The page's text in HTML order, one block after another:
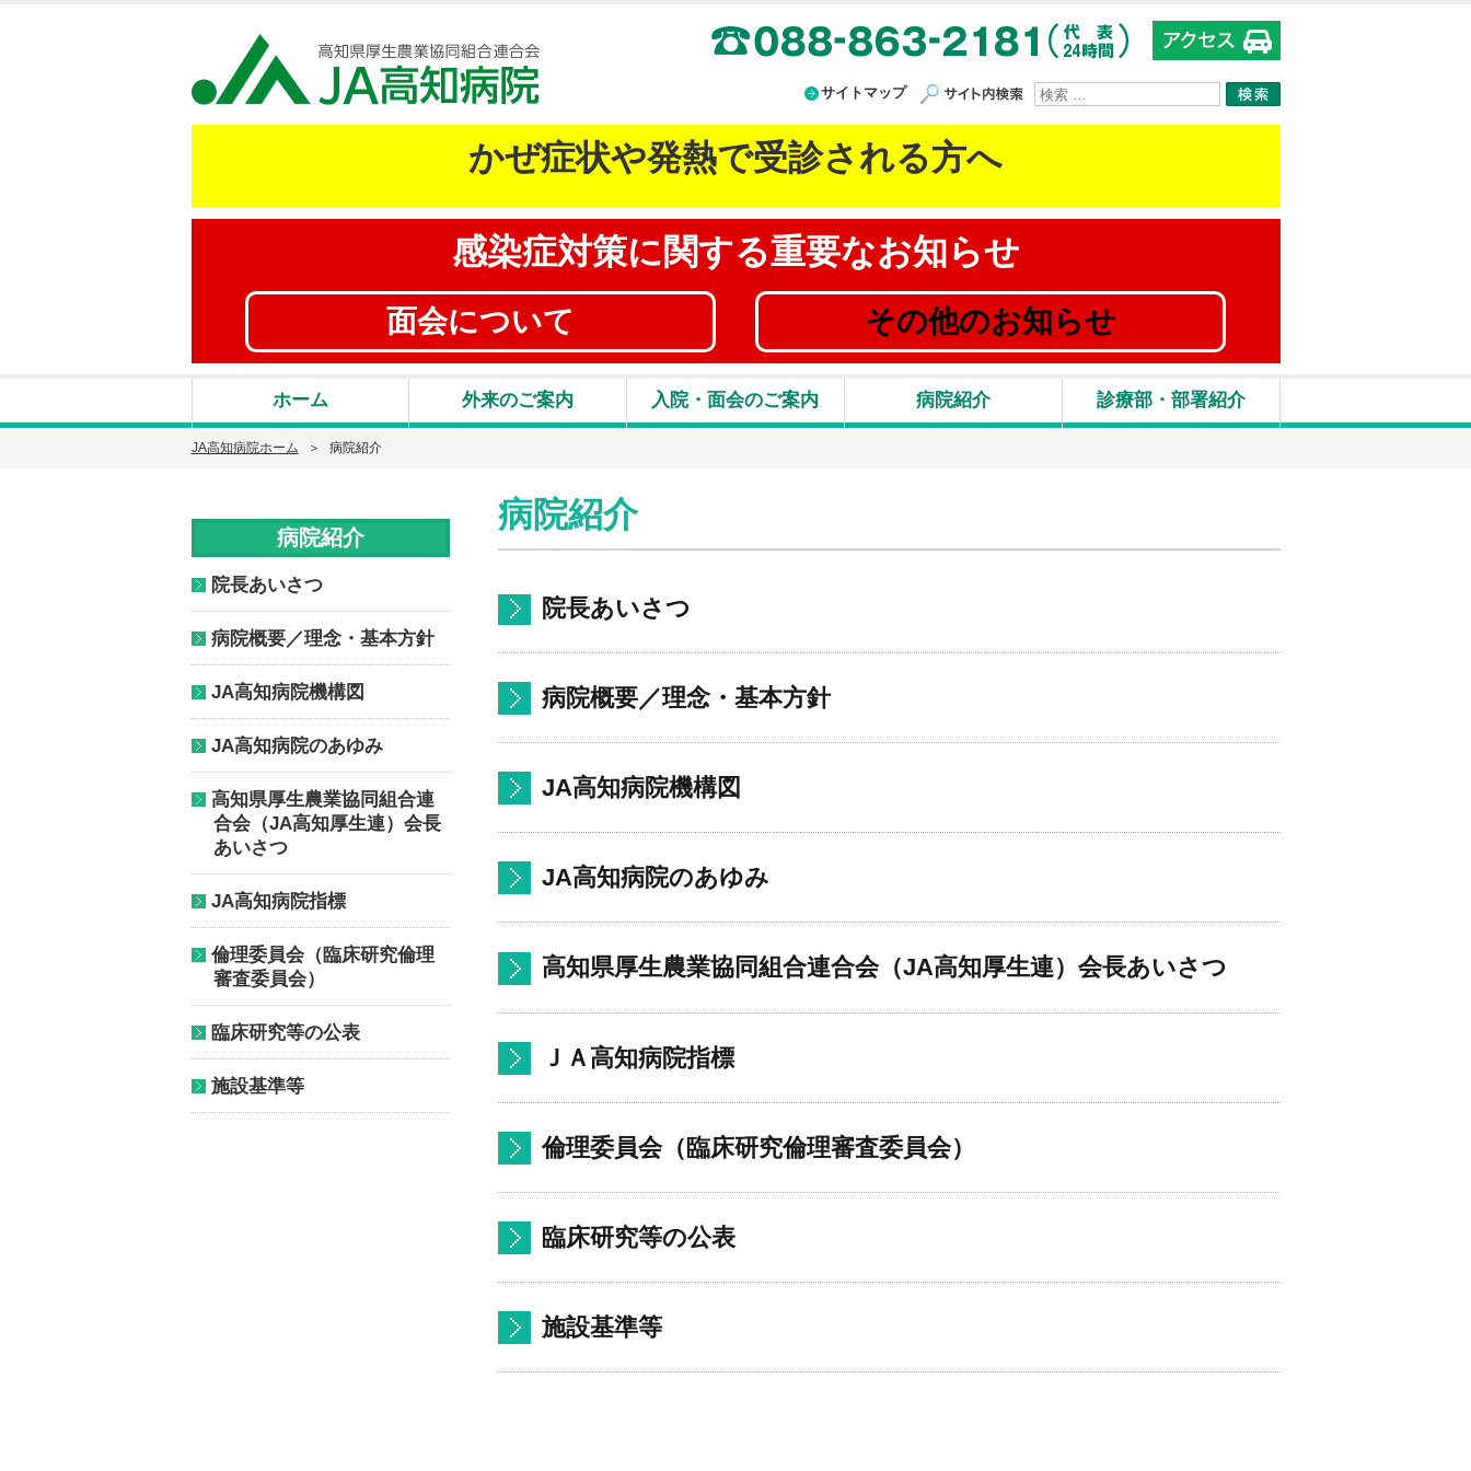
高知県厚生農業協同組合連合会 JA高知病院
サイトマップ サイト内検索
かぜ症状や発熱で受診される方へ
感染症対策に関する重要なお知らせ
面会について その他のお知らせ
ホーム 外来のご案内 入院・面会のご案内 病院紹介 診療部・部署紹介
JA高知病院ホーム 病院紹介
病院紹介
院長あいさつ
病院概要／理念・基本方針
JA高知病院機構図
JA高知病院のあゆみ
高知県厚生農業協同組合連合会（JA高知厚生連）会長あいさつ
ＪＡ高知病院指標
倫理委員会（臨床研究倫理審査委員会）
臨床研究等の公表
施設基準等
病院紹介
院長あいさつ
病院概要／理念・基本方針
JA高知病院機構図
JA高知病院のあゆみ
高知県厚生農業協同組合連
合会（JA高知厚生連）会長
あいさつ
JA高知病院指標
倫理委員会（臨床研究倫理
審査委員会）
臨床研究等の公表
施設基準等